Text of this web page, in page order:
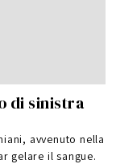
di sinistra
avvenuto nella
gelare il sangue.